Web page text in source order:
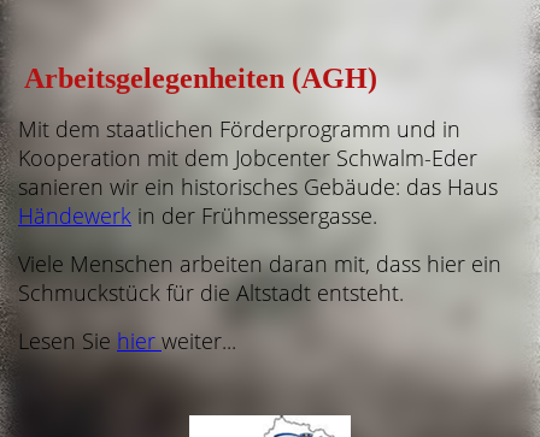
Arbeitsgelegenheiten (AGH)
Mit dem staatlichen Förderprogramm und in
Kooperation mit dem Jobcenter Schwalm-Eder
sanieren wir ein historisches Gebäude: das Haus
Händewerk in der Frühmessergasse.
Viele Menschen arbeiten daran mit, dass hier ein
Schmuckstück für die Altstadt entsteht.
Lesen Sie hier weiter...